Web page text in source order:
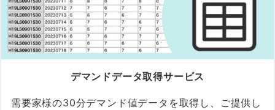
デマンドデータ取得サービス
需要家様の30分デマンド値データを取得し、ご提供し